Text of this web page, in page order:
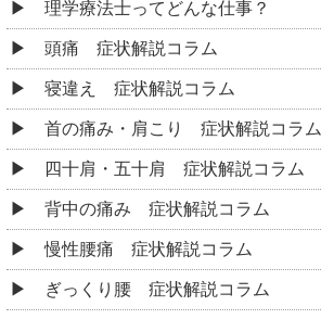
理学療法士ってどんな仕事？
頭痛 症状解説コラム
寝違え 症状解説コラム
首の痛み・肩こり 症状解説コラム
四十肩・五十肩 症状解説コラム
背中の痛み 症状解説コラム
慢性腰痛 症状解説コラム
ぎっくり腰 症状解説コラム